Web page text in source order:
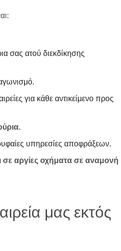
σας ατού διεκδίκησης
για κάθε αντικείμενο προς
.
υπηρεσίες αποφράξεων.
σε αργίες οχήματα σε αναμονή
μας εκτός